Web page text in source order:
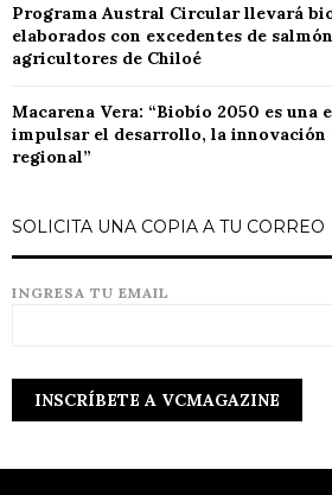
Programa Austral Circular llevará
elaborados con excedentes de
agricultores de Chiloé
Macarena Vera: “Biobío 2050 es
impulsar el desarrollo, la
regional”
SOLICITA UNA COPIA A TU CORREO
INGRESA TU EMAIL